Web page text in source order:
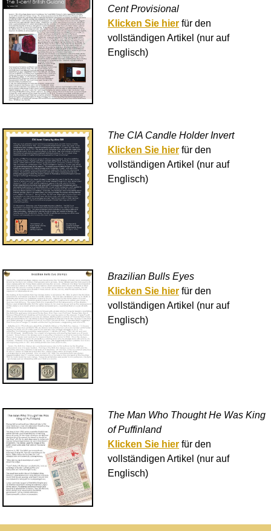
Cent Provisional
Klicken Sie hier für den
vollständigen Artikel (nur auf
Englisch)
The CIA Candle Holder Invert
Klicken Sie hier für den
vollständigen Artikel (nur auf
Englisch)
Brazilian Bulls Eyes
Klicken Sie hier für den
vollständigen Artikel (nur auf
Englisch)
The Man Who Thought He Was King
of Puffinland
Klicken Sie hier für den
vollständigen Artikel (nur auf
Englisch)